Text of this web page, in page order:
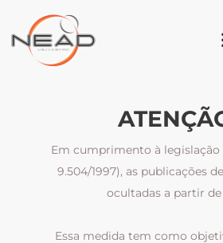
Em cumprimento à legislação
9.504/1997), as publicações
ocultadas a partir de
Essa medida tem como